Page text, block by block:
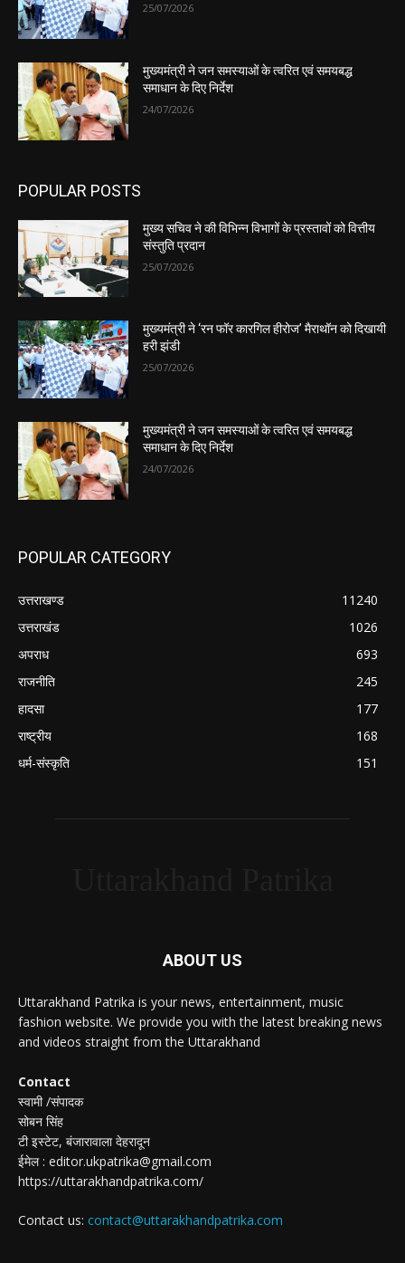
25/07/2026
मुख्यमंत्री ने जन समस्याओं के त्वरित एवं समयबद्ध
समाधान के दिए निर्देश
24/07/2026
POPULAR POSTS
मुख्य सचिव ने की विभिन्न विभागों के प्रस्तावों को वित्तीय
संस्तुति प्रदान
25/07/2026
मुख्यमंत्री ने ‘रन फॉर कारगिल हीरोज’ मैराथॉन को दिखायी
हरी झंडी
25/07/2026
मुख्यमंत्री ने जन समस्याओं के त्वरित एवं समयबद्ध
समाधान के दिए निर्देश
24/07/2026
POPULAR CATEGORY
उत्तराखण्ड
11240
उत्तराखंड
1026
अपराध
693
राजनीति
245
हादसा
177
राष्ट्रीय
168
धर्म-संस्कृति
151
ABOUT US
Uttarakhand Patrika is your news, entertainment, music
fashion website. We provide you with the latest breaking news
and videos straight from the Uttarakhand
Contact
स्वामी /संपादक
सोबन सिंह
टी इस्टेट, बंजारावाला देहरादून
ईमेल : editor.ukpatrika@gmail.com
https://uttarakhandpatrika.com/
Contact us: contact@uttarakhandpatrika.com